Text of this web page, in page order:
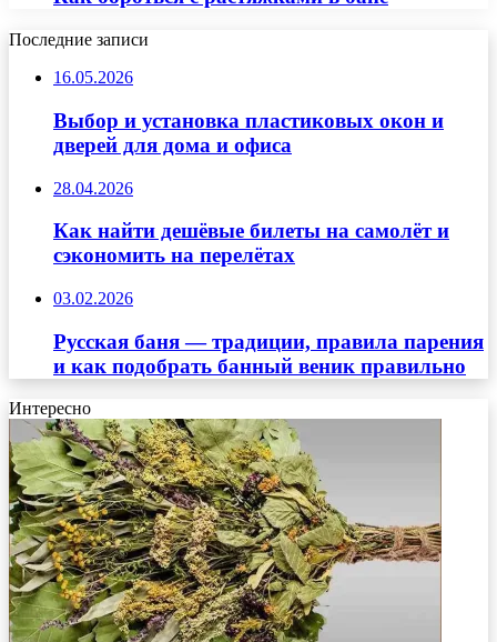
Последние записи
16.05.2026
Выбор и установка пластиковых окон и
дверей для дома и офиса
28.04.2026
Как найти дешёвые билеты на самолёт и
сэкономить на перелётах
03.02.2026
Русская баня — традиции, правила парения
и как подобрать банный веник правильно
Интересно